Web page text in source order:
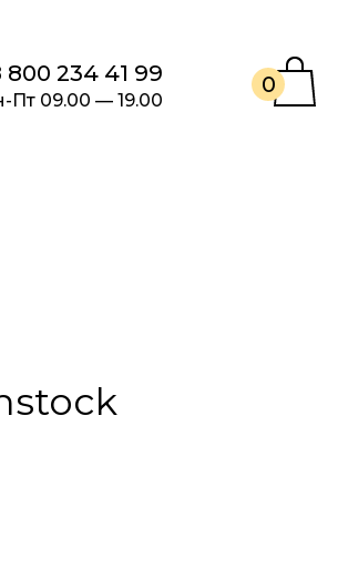
800 234 41 99
Пт 09.00 — 19.00
0